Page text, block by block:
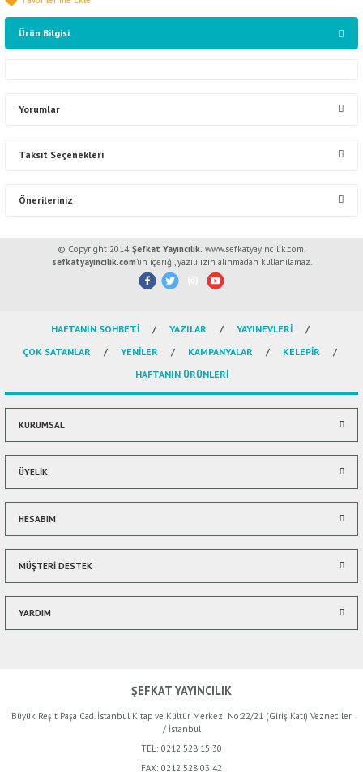
Ürün Bilgisi
Yorumlar
Taksit Seçenekleri
Önerileriniz
Bu ürünün fiyat bilgisi, resim, ürün açıklamalarında ve diğer konularda
yetersiz gördüğünüz noktaları öneri formunu kullanarak tarafımıza
Görüş ve önerileriniz için teşekkür ederiz.
Ürün resmi kalitesiz, bozuk veya görüntülenemiyor.
Ürün açıklamasında eksik bilgiler bulunuyor.
Ürün bilgilerinde hatalar bulunuyor.
Ürün fiyatı diğer sitelerden daha pahalı.
Bu ürüne benzer farklı alternatifler olmalı.
© Copyright 2014. Şefkat Yayıncılık. www.sefkatyayincilik.com.
sefkatyayincilik.com’un içeriği, yazılı izin alınmadan kullanılamaz.
HAFTANIN SOHBETİ YAZILAR
YAYINEVLERİ
ÇOK SATANLAR
YENİLER KAMPANYALAR
KELEPİR
HAFTANIN ÜRÜNLERİ
KURUMSAL
ÜYELİK
HESABIM
MÜŞTERİ DESTEK
YARDIM
ŞEFKAT YAYINCILIK
Büyük Reşit Paşa Cad. İstanbul Kitap ve Kültür Merkezi No:22/21 (Giriş Katı) Vezneciler
/ İstanbul
TEL: 0212 528 15 30
FAX: 0212 528 03 42